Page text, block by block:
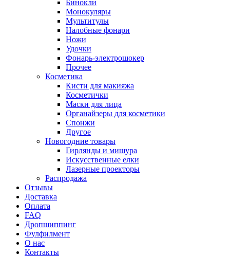
Бинокли
Монокуляры
Мультитулы
Налобные фонари
Ножи
Удочки
Фонарь-электрошокер
Прочее
Косметика
Кисти для макияжа
Косметички
Маски для лица
Органайзеры для косметики
Спонжи
Другое
Новогодние товары
Гирлянды и мишура
Искусственные елки
Лазерные проекторы
Распродажа
Отзывы
Доставка
Оплата
FAQ
Дропшиппинг
Фулфилмент
О нас
Контакты